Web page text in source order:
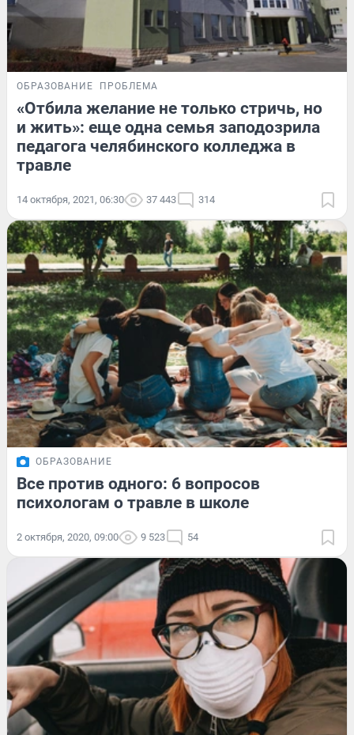
ОБРАЗОВАНИЕ ПРОБЛЕМА
«Отбила желание не только стричь, но
и жить»: еще одна семья заподозрила
педагога челябинского колледжа в
травле
14 октября, 2021, 06:30 37 443 314
ОБРАЗОВАНИЕ
Все против одного: 6 вопросов
психологам о травле в школе
2 октября, 2020, 09:00 9 523 54